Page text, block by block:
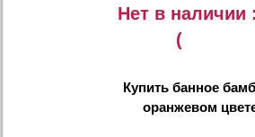
Нет в наличии :
(
Купить банное
оранжевом